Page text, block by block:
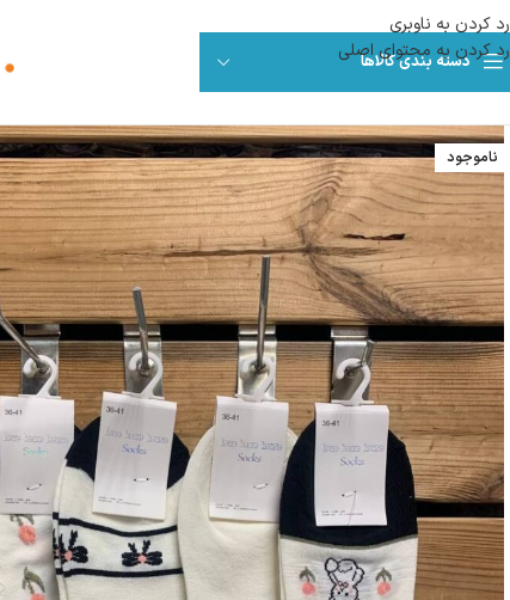
رد کردن به ناوبری
رد کردن به محتوای اصلی
دسته بندی کالاها
ناموجود